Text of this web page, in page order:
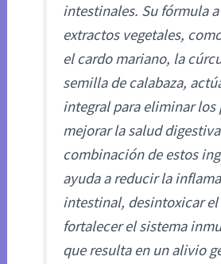
intestinales. Su fórmula a
extractos vegetales,
el cardo mariano, la
semilla de calabaza,
integral para eliminar los
mejorar la salud
combinación de estos
ayuda a reducir la
intestinal, desintoxicar
fortalecer el sistema
que resulta en un alivio